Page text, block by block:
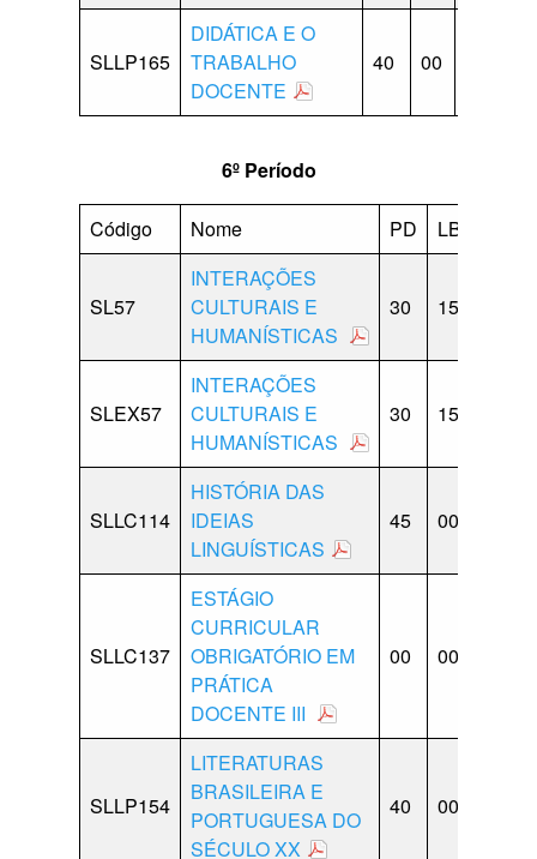
SLLP165
DIDÁTICA E O
TRABALHO
DOCENTE
40 00
6º Período
Código Nome PD LB
SL57
INTERAÇÕES
CULTURAIS E
HUMANÍSTICAS
30 15
SLEX57
INTERAÇÕES
CULTURAIS E
HUMANÍSTICAS
30 15
SLLC114
HISTÓRIA DAS
IDEIAS
LINGUÍSTICAS
45 00
SLLC137
ESTÁGIO
CURRICULAR
OBRIGATÓRIO EM
PRÁTICA
DOCENTE III
00 00
SLLP154
LITERATURAS
BRASILEIRA E
PORTUGUESA DO
SÉCULO XX
40 00